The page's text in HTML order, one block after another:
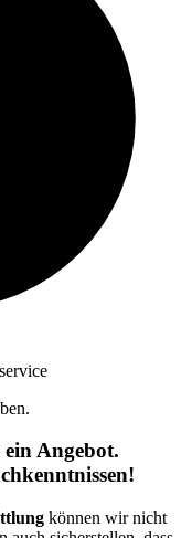
Angebot.
können wir nicht